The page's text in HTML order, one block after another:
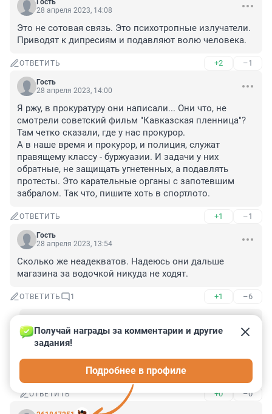
Гость
28 апреля 2023, 14:08
Это не сотовая связь. Это психотропные излучатели.
Приводят к дипресиям и подавляют волю человека.
ОТВЕТИТЬ +2 –1
Гость
28 апреля 2023, 14:00
Я ржу, в прокуратуру они написали... Они что, не
смотрели советский фильм "Кавказская пленница"?
Там четко сказали, где у нас прокурор.
А в наше время и прокурор, и полиция, служат
правящему классу - буржуазии. И задачи у них
обратные, не защищать угнетенных, а подавлять
протесты. Это карательные органы с запотевшим
забралом. Так что, пишите хоть в спортлото.
ОТВЕТИТЬ +1 –1
Гость
28 апреля 2023, 13:54
Сколько же неадекватов. Надеюсь они дальше
магазина за водочкой никуда не ходят.
ОТВЕТИТЬ 1 +1 –6
29 апреля 2023, 08:14
Вот как раз те, кто за водочкой ходит и живут " моя
хата с краю" и считают, что это не вредит их
здоровью. У них другие ценности
ОТВЕТИТЬ +0 –0
Получай награды за комментарии и другие
задания!
Подробнее в профиле